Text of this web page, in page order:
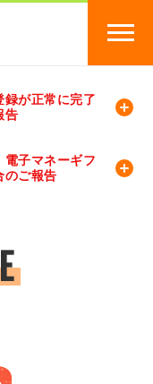
録が正常に完了
告
電子マネーギフ
のご報告